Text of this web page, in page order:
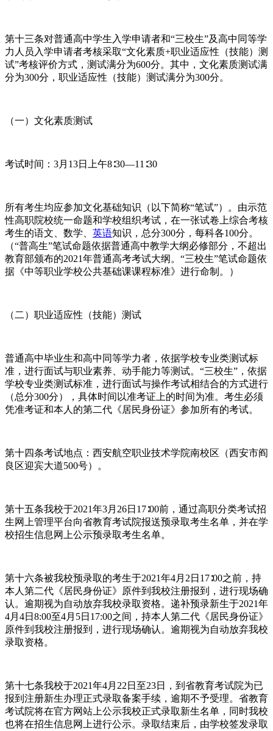
第十三条对普通高中学生入学申请者和“三校生”及高中同等学
力人员入学申请者考核采取“文化素质+职业适应性（技能）测
试”考核评价方式，测试满分为600分。其中，文化素质测试满
分为300分，职业适应性（技能）测试满分为300分。
（一）文化素质测试
考试时间：3月13日上午8∶30—11∶30
所有考生均应参加文化基础知识（以下简称“笔试”）。由示范
性高职院校统一命题和学校组织考试，在一张试卷上综合考核
考生的语文、数学、 英语知识，总分300分，每科各100分。
（“普高生”笔试命题依据普通高中教学大纲必修部分，不超出
教育部颁布的2021年普通高考考试大纲。“三校生”笔试命题依
据《中等职业学校公共基础课课程标准》进行命制。）
（二）职业适应性（技能）测试
普通高中毕业生和高中同等学力者，依据学校专业类测试标
准，进行面试与职业素养、动手能力等测试。“三校生”，依据
学校专业类测试标准，进行面试与操作考试相结合的方式进行
（总分300分），具体时间以准考证上的时间为准。考生必须
凭准考证和本人的第二代《居民身份证》参加所有的考试。
第十四条考试地点：西安航空职业技术学院南校区（西安市阎
良区迎宾大道500号）。
第十五条我校于2021年3月26日17∶00前，通过高职分类考试招
生网上管理平台向省教育考试院报送预录取考生名单，并在学
校招生信息网上公示预录取考生名单。
第十六条被我校预录取的考生于2021年4月2日17∶00之前，持
本人第二代《居民身份证》原件到我校注册报到，进行现场确
认。逾期视为自动放弃我校录取资格。递补预录新生于2021年
4月4日8:00至4月5日17:00之间，持本人第二代《居民身份证》
原件到我校注册报到，进行现场确认。逾期视为自动放弃我校
录取资格。
第十七条我校于2021年4月22日至23日，到省教育考试院为已
报到注册新生办理正式录取备案手续，逾期不予受理。省教育
考试院将在官方网站上公示我校正式录取新生名单，同时我校
也将在招生信息网上进行公示。录取结束后，由学校签发录取